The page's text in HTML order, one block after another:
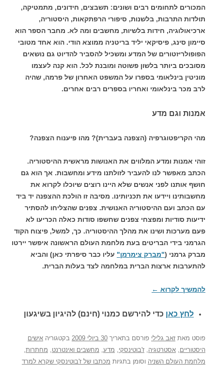
המכורים לתחומים רבים ושונים: תשבצים, חידונים, מתמטיקה,
תולדות התרבות, בלשנות, סיפורי הרפתקאות, היסטוריה,
ארכיאולוגיה, חידות בלשיות, מחשבים ומה לא. מחבר הספר הוא
סיימון סינג, פיסיקאי יליד בריטניה ממוצא הודי. הוא אחד מטובי
הפופולריזטורים של המדע ומשכיל להסביר להדיוט גם נושאים
מסובכים ביותר בלשון פשוטה ומובנת לכל. הוא קנה לעצמו
מוניטין בינלאומי בספרו על המשפט האחרון של פרמה, שהיה
לרב מכר בינלאומי ואחריו בספרים רבים אחרים.
אמנות וגם מדע
מהי הקריפטוגרפיה (הצפנה בעברית)? מהו פיענוח הצפנה?
זוהי אמנות ומדע המלווים את האנושות מראשית ההיסטוריה.
הכתב מאפשר לנו להעביר לזולתנו מידע ומחשבות. אך הוא גם
חושף אותנו לפני אנשים שלא היינו רוצים שיוכלו לקרוא את
מחשבותינו ויידעו את תכניותינו. מסיבה זו הולכת ההצפנה יד ביד
עם הכתב ועם ההיסטוריה האנושית. צפנים שהצליחו להסתיר
ידיעות סודיות ומפצחי צפנים שחשפו סודות כאלה הכריעו לא
פעם מערכות ושינו את מהלך ההיסטוריה. כך, למשל, פיצוח הקוד
הגרמני בידי הבריטים בעת מלחמת העולם הראשונה איפשר יירטו
מברק גרמני ( "מברק צימרמן"עליו כבר סיפרתי כאן) והביא
להתערבות ארצות הברית במלחמה לצד בעלות הברית.
להמשיך לקרוא←
לחץ כאן כדי להירשם כ מנוי (חינם) להיגיון בשיגעון
פוסטמאתזאב גליליפורסם בתאריך30 ביולי 2009 בקטגוריהאישים
היסטוריים, אסטרטגיה, ז'בוטינסקי, מדע, מחשבים ואינטרנט, מחתרות,
מלחמת העולם השניהוסומן בתגיותמכתבו של ז'בוטינסקי שקרא למרד